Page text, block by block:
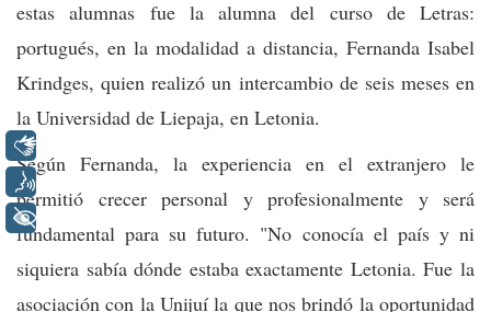
estas alumnas fue la alumna del curso de Letras:
portugués, en la modalidad a distancia, Fernanda Isabel
Krindges, quien realizó un intercambio de seis meses en
la Universidad de Liepaja, en Letonia.
Según Fernanda, la experiencia en el extranjero le
permitió crecer personal y profesionalmente y será
fundamental para su futuro. "No conocía el país y ni
siquiera sabía dónde estaba exactamente Letonia. Fue la
asociación con la Unijuí la que nos brindó la oportunidad
+ Acessibilidade